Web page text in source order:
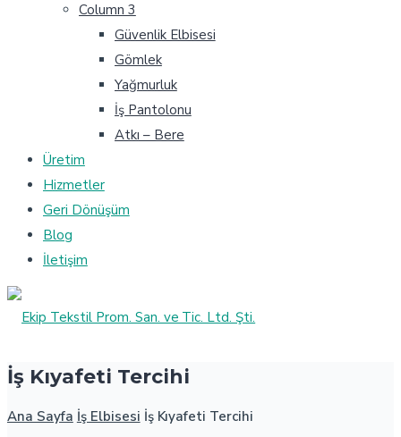
Column 3
Güvenlik Elbisesi
Gömlek
Yağmurluk
İş Pantolonu
Atkı – Bere
Üretim
Hizmetler
Geri Dönüşüm
Blog
İletişim
İş Kıyafeti Tercihi
Ana Sayfa İş Elbisesi İş Kıyafeti Tercihi